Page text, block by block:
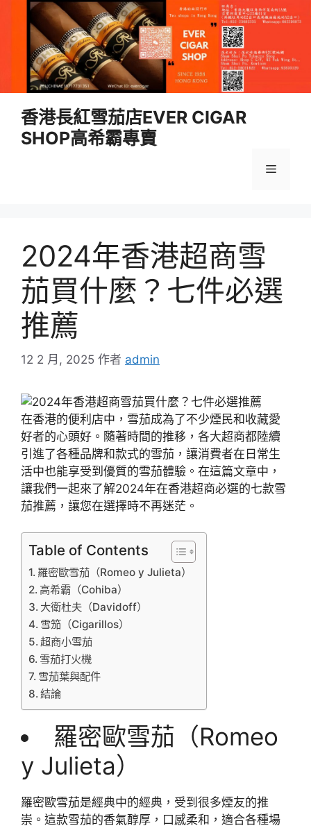
香港長紅雪茄店EVER CIGAR
SHOP高希霸專賣
選
2024年香港超商雪
茄買什麼？七件必選
推薦
12 2 月, 2025 作者 admin
在香港的便利店中，雪茄成為了不少煙民和收藏愛
好者的心頭好。隨著時間的推移，各大超商都陸續
引進了各種品牌和款式的雪茄，讓消費者在日常生
活中也能享受到優質的雪茄體驗。在這篇文章中，
讓我們一起來了解2024年在香港超商必選的七款雪
茄推薦，讓您在選擇時不再迷茫。
Table of Contents
羅密歐雪茄（Romeo y Julieta）
高希霸（Cohiba）
大衛杜夫（Davidoff）
雪笳（Cigarillos）
超商小雪茄
雪茄打火機
雪茄葉與配件
結論
羅密歐雪茄（Romeo
y Julieta）
羅密歐雪茄是經典中的經典，受到很多煙友的推
崇。這款雪茄的香氣醇厚，口感柔和，適合各種場